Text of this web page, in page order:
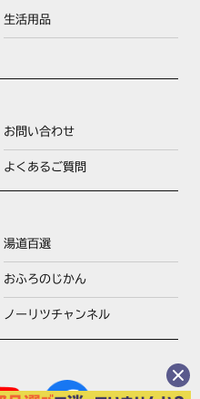
生活用品
お問い合わせ
よくあるご質問
湯道百選
おふろのじかん
ノーリツチャンネル